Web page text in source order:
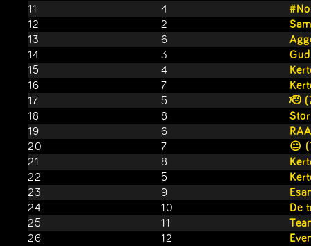
11
4
12
2
13
6
14
3
15
4
16
7
17
5
🫡
18
8
19
6
20
7
😐
21
8
22
5
23
9
24
10
De
25
11
26
12